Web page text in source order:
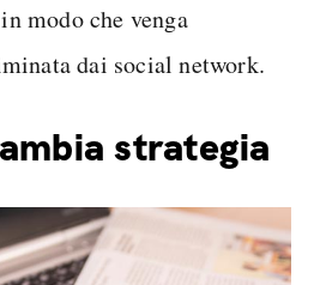
modo che venga
dai social network.
strategia